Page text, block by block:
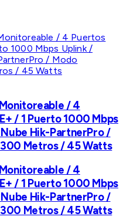
/ 4
/ 1 Puerto 1000 Mbps
Hik-PartnerPro /
Metros / 45 Watts
/ 4
/ 1 Puerto 1000 Mbps
Hik-PartnerPro /
Metros / 45 Watts